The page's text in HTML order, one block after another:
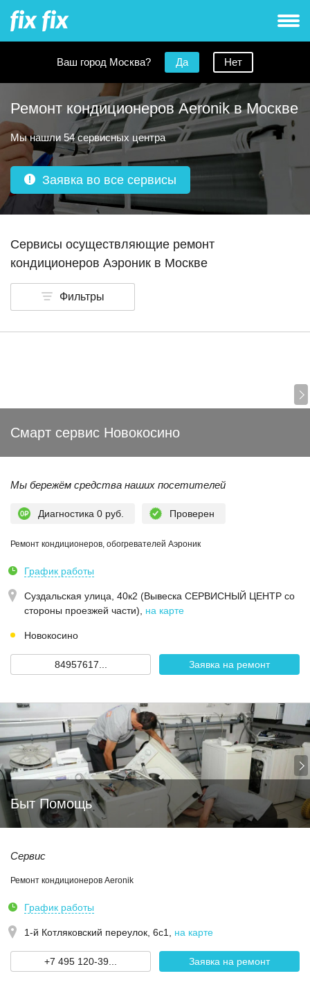
Ваш город Москва? Да Нет
Ремонт кондиционеров Aeronik в Москве
Мы нашли 54 сервисных центра
Заявка во все сервисы
Сервисы осуществляющие ремонт
кондиционеров Аэроник в Москве
Фильтры
Смарт сервис Новокосино
Мы бережём средства наших посетителей
Диагностика 0 руб. Проверен
Ремонт кондиционеров, обогревателей Аэроник
График работы
Суздальская улица, 40к2 (Вывеска СЕРВИСНЫЙ ЦЕНТР со
стороны проезжей части)
на карте
Новокосино
84957617... Заявка на ремонт
Быт Помощь
Сервис
Ремонт кондиционеров Aeronik
График работы
1-й Котляковский переулок, 6с1 на карте
+7 495 120-39... Заявка на ремонт